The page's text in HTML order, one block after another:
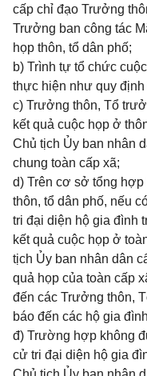
cấp chỉ đạo Trưởng
Trưởng ban công tác
họp thôn, tổ dân phố;
b) Trình tự tổ chức
thực hiện như quy
c) Trưởng thôn, Tổ
kết quả cuộc họp ở
Chủ tịch Ủy ban nhân
chung toàn cấp xã;
d) Trên cơ sở tổng
thôn, tổ dân phố, nếu
tri đại diện hộ gia đình
kết quả cuộc họp ở
tịch Ủy ban nhân dân
quả họp của toàn cấp
đến các Trưởng thôn,
báo đến các hộ gia
đ) Trường hợp không
cử tri đại diện hộ gia